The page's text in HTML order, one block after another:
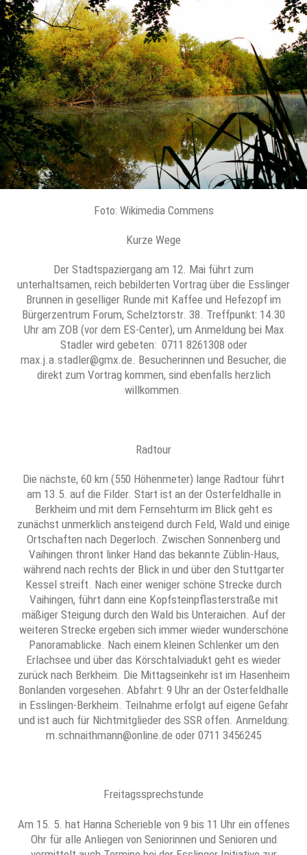
Foto: Wikimedia Commens
Kurze Wege
Der Stadtspaziergang am 12. Mai führt zum
unterhaltsamen, reich bebilderten Vortrag über die Esslinger
Brunnen in geselliger Runde mit Kaffee und Hefezopf im
Bürgerzentrum Forum, Schelztorstr. 38. Treffpunkt: 14.30
Uhr am ZOB (vor dem ES-Center), um Anmeldung bei Max
Stadler wird gebeten: 0711 8261308 oder
max.j.a.stadler@gmx.de. Besucherinnen und Besucher, die
direkt zum Vortrag kommen, sind ebenfalls herzlich
willkommen.
Radtour
Die nächste, 60 km (550 Höhenmeter) lange Radtour führt
am 13.5. auf die Filder. Start ist an der Osterfeldhalle in
Berkheim und mit dem Fernsehturm im Blick geht es
zunächst unmerklich ansteigend durch Feld, Wald und einige
Ortschaften nach Degerloch. Zwischen Sonnenberg und
Vaihingen thront linker Hand das bekannte Züblin-Haus,
während nach rechts der Blick in und über den Stuttgarter
Kessel streift. Nach einer weniger schöne Strecke durch
Vaihingen, führt dann eine Kopfsteinpflasterstraße mit
mäßiger Steigung durch den Wald bis Unteraichen. Auf der
weiteren Strecke ergeben sich immer wieder wunderschöne
Panoramablicke. Nach einem kleinen Schlenker um den
Erlachsee und über das Körschtalviadukt geht es wieder
zurück nach Berkheim. Die Mittagseinkehr ist im Hasenheim
Bonlanden vorgesehen. Abfahrt: 9 Uhr an der Osterfeldhalle
in Esslingen-Berkheim. Teilnahme erfolgt auf eigene Gefahr
und ist auch für Nichtmitglieder des SSR offen. Anmeldung:
m.schnaithmann@online.de oder 0711 3456245
Freitagssprechstunde
Am 15. 5. hat Hanna Scherieble von 9 bis 11 Uhr ein offenes
Ohr für alle Anliegen von Seniorinnen und Senioren und